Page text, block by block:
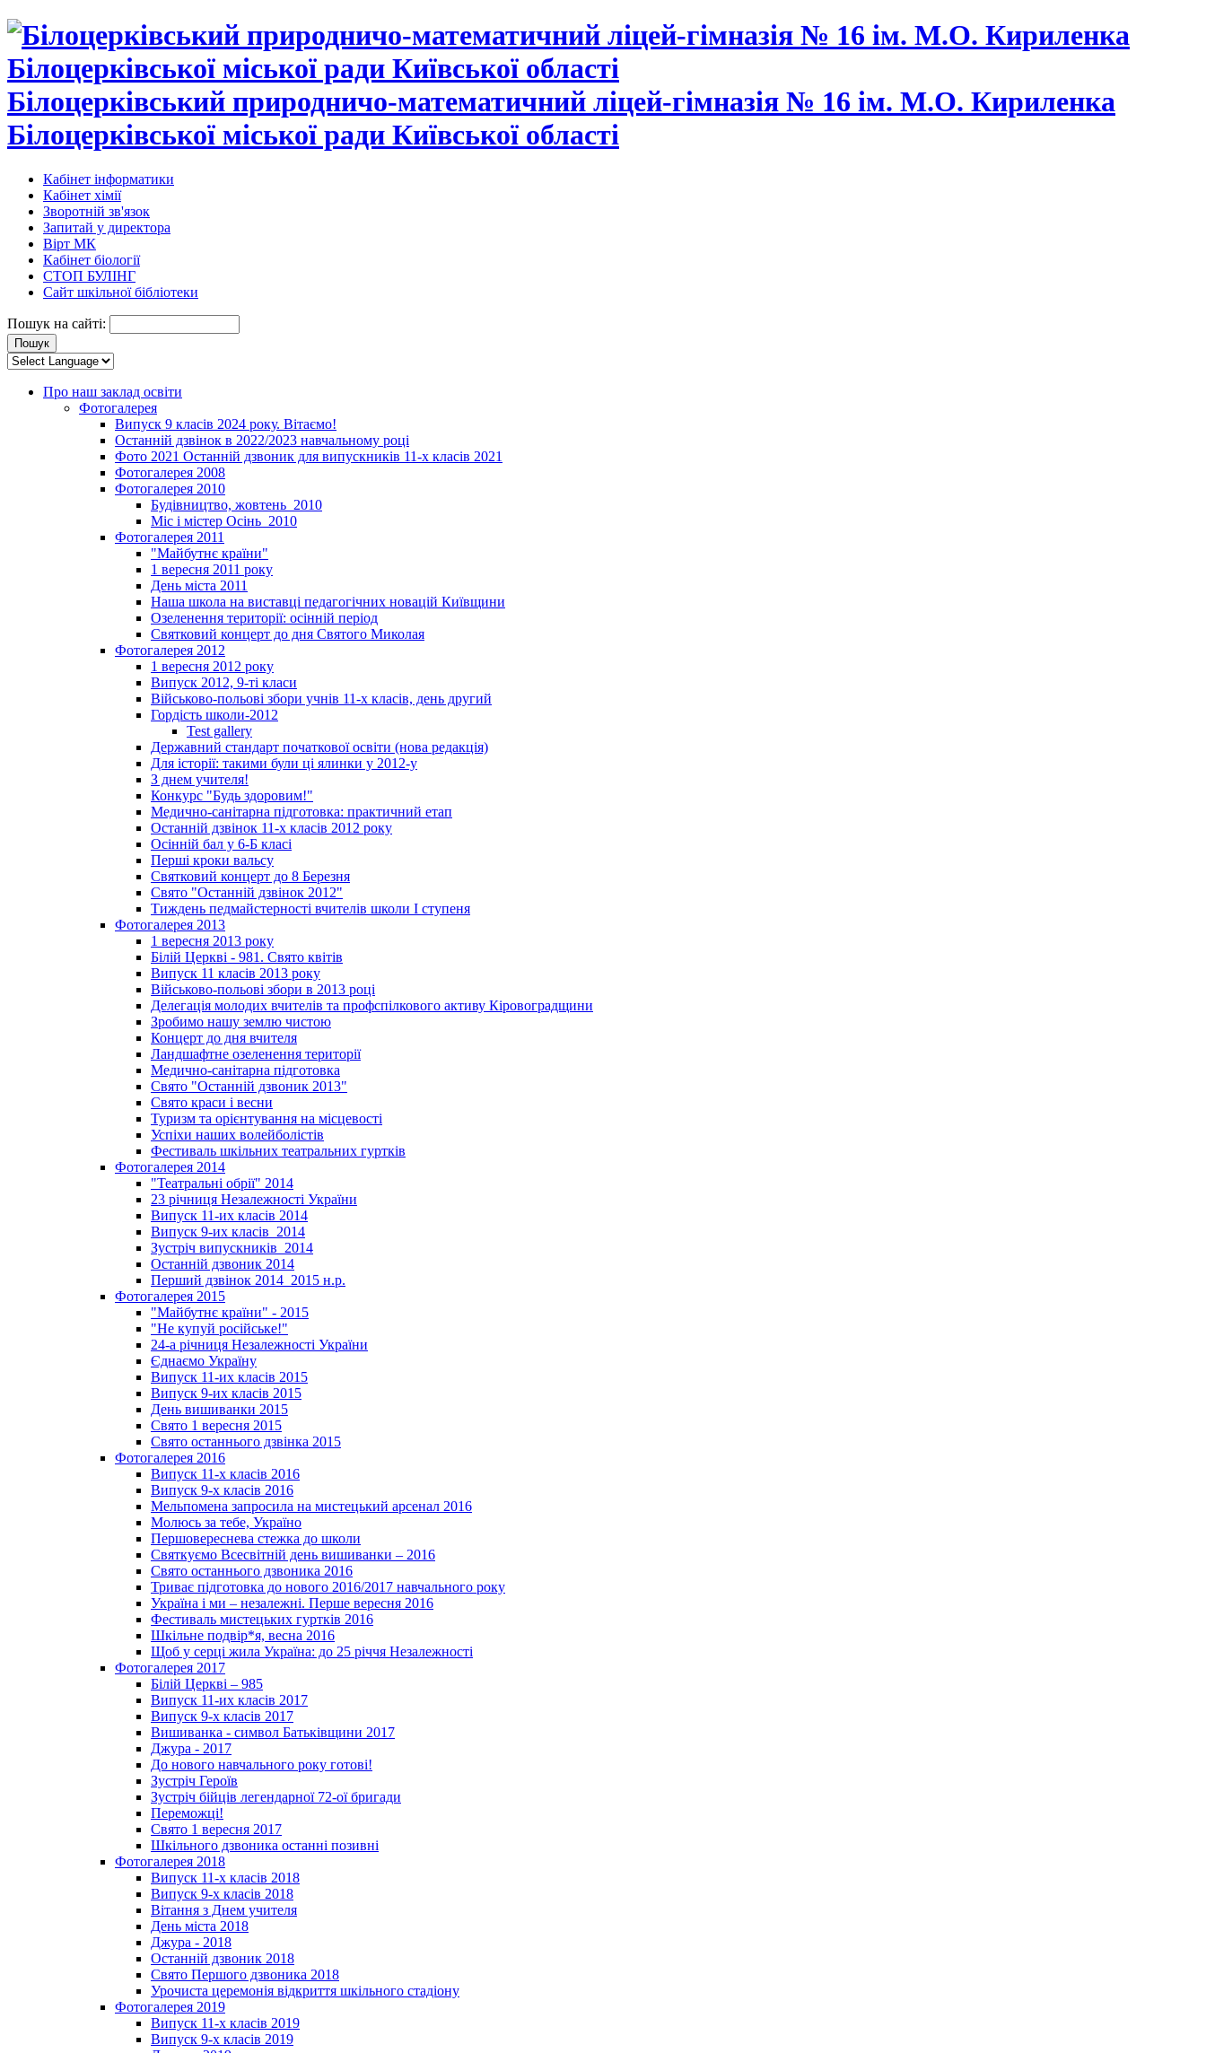
Білоцерківський природничо-математичний ліцей-гімназія № 16 ім. М.О. Кириленка
Білоцерківської міської ради Київської області
Кабінет інформатики
Кабінет хімії
Зворотній зв'язок
Запитай у директора
Вірт МК
Кабінет біології
СТОП БУЛІНГ
Сайт шкільної бібліотеки
Пошук на сайті:
Про наш заклад освіти
Фотогалерея
Випуск 9 класів 2024 року. Вітаємо!
Останній дзвінок в 2022/2023 навчальному році
Фото 2021 Останній дзвоник для випускників 11-х класів 2021
Фотогалерея 2008
Фотогалерея 2010
Будівництво, жовтень_2010
Міс і містер Осінь_2010
Фотогалерея 2011
"Майбутнє країни"
1 вересня 2011 року
День міста 2011
Наша школа на виставці педагогічних новацій Київщини
Озеленення території: осінній період
Святковий концерт до дня Святого Миколая
Фотогалерея 2012
1 вересня 2012 року
Випуск 2012, 9-ті класи
Військово-польові збори учнів 11-х класів, день другий
Гордість школи-2012
Test gallery
Державний стандарт початкової освіти (нова редакція)
Для історії: такими були ці ялинки у 2012-у
З днем учителя!
Конкурс "Будь здоровим!"
Медично-санітарна підготовка: практичний етап
Останній дзвінок 11-х класів 2012 року
Осінній бал у 6-Б класі
Перші кроки вальсу
Святковий концерт до 8 Березня
Свято "Останній дзвінок 2012"
Тиждень педмайстерності вчителів школи І ступеня
Фотогалерея 2013
1 вересня 2013 року
Білій Церкві - 981. Свято квітів
Випуск 11 класів 2013 року
Військово-польові збори в 2013 році
Делегація молодих вчителів та профспілкового активу Кіровоградщини
Зробимо нашу землю чистою
Концерт до дня вчителя
Ландшафтне озеленення території
Медично-санітарна підготовка
Свято "Останній дзвоник 2013"
Свято краси і весни
Туризм та орієнтування на місцевості
Успіхи наших волейболістів
Фестиваль шкільних театральних гуртків
Фотогалерея 2014
"Театральні обрії" 2014
23 річниця Незалежності України
Випуск 11-их класів 2014
Випуск 9-их класів_2014
Зустріч випускників_2014
Останній дзвоник 2014
Перший дзвінок 2014_2015 н.р.
Фотогалерея 2015
"Майбутнє країни" - 2015
"Не купуй російське!"
24-а річниця Незалежності України
Єднаємо Україну
Випуск 11-их класів 2015
Випуск 9-их класів 2015
День вишиванки 2015
Свято 1 вересня 2015
Свято останнього дзвінка 2015
Фотогалерея 2016
Випуск 11-х класів 2016
Випуск 9-х класів 2016
Мельпомена запросила на мистецький арсенал 2016
Молюсь за тебе, Україно
Першовереснева стежка до школи
Святкуємо Всесвітній день вишиванки – 2016
Свято останнього дзвоника 2016
Триває підготовка до нового 2016/2017 навчального року
Україна і ми – незалежні. Перше вересня 2016
Фестиваль мистецьких гуртків 2016
Шкільне подвір*я, весна 2016
Щоб у серці жила Україна: до 25­ річчя Незалежності
Фотогалерея 2017
Білій Церкві – 985
Випуск 11-их класів 2017
Випуск 9-х класів 2017
Вишиванка - символ Батьківщини 2017
Джура - 2017
До нового навчального року готові!
Зустріч Героїв
Зустріч бійців легендарної 72-ої бригади
Переможці!
Свято 1 вересня 2017
Шкільного дзвоника останні позивні
Фотогалерея 2018
Випуск 11-х класів 2018
Випуск 9-х класів 2018
Вітання з Днем учителя
День міста 2018
Джура - 2018
Останній дзвоник 2018
Свято Першого дзвоника 2018
Урочиста церемонія відкриття шкільного стадіону
Фотогалерея 2019
Випуск 11-х класів 2019
Випуск 9-х класів 2019